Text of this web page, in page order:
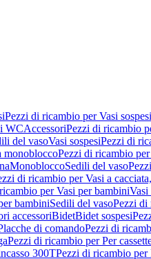
Pezzi di ricambio per Vasi sospesi
WCAccessoriPezzi di ricambio
del vasoVasi sospesiPezzi di
monobloccoPezzi di ricambio per
MonobloccoSedili del vaso
di ricambio per Vasi a
per Vasi per bambiniVasi
bambiniSedili del vasoPezzi di
accessoriBidetBidet sospesi
di comandoPezzi di
Pezzi di ricambio per Per
300TPezzi di ricambio per